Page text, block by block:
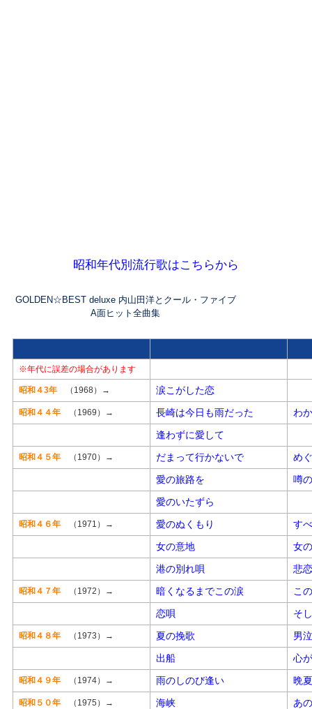
昭和年代別流行歌はこちらから
GOLDEN☆BEST deluxe 内山田洋とクール・ファイブ
A面ヒット全曲集
※年代に誤差の場合があります
昭和４3年 （1968）→ 涙こがした恋
昭和４４年 （1969）→ 長崎は今日も雨だった
わ
逢わずに愛して
昭和４５年 （1970）→ だまって行かないで
め
愛の旅路を
噂
愛のいたずら
昭和４６年 （1971）→ 愛のぬくもり
す
女の意地
女
港の別れ唄
悲恋
昭和４７年 （1972）→ 暗くなるまでこの涙
こ
恋唄
そ
昭和４８年 （1973）→ 夏の挽歌
男
出船
心
昭和４９年 （1974）→ 雨のしのび逢い 晩夏
昭和５０年 （1975）→ 海峡
あ